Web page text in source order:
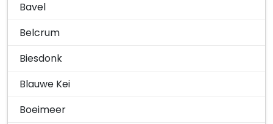
van een loods aan Tervoortseweg 2 …
14 mei 2025
Verzoek aanvullende gegevens voor het
Eikbergse Veld 7, 4854SN Bavel
Bavel
Belcrum
Biesdonk
Blauwe Kei
Boeimeer